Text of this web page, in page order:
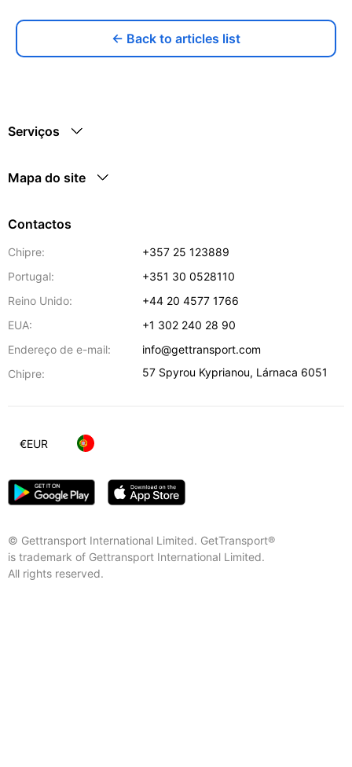
← Back to articles list
Serviços
Mapa do site
Contactos
Chipre:
+357 25 123889
Portugal:
+351 30 0528110
Reino Unido:
+44 20 4577 1766
EUA:
+1 302 240 28 90
Endereço de e-mail:
info@gettransport.com
Chipre:
57 Spyrou Kyprianou, Lárnaca 6051
© Gettransport International Limited. GetTransport®
is trademark of Gettransport International Limited.
All rights reserved.
€EUR